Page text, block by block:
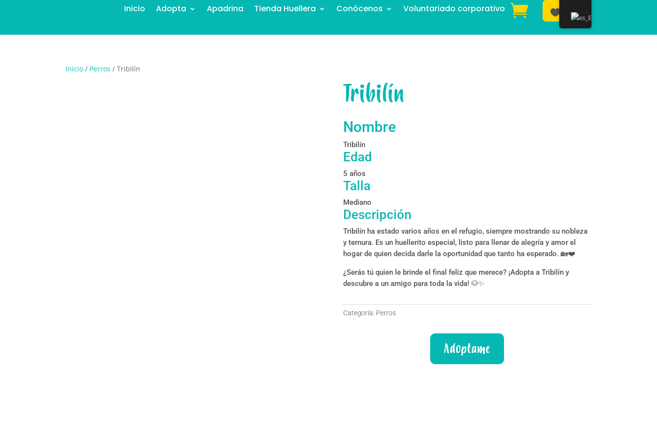
Donar
Inicio Adopta Apadrina Tienda Huellera Conócenos Voluntariado corporativo
Inicio / Perros / Tribilín
Tribilín
Nombre
Tribilín
Edad
5 años
Talla
Mediano
Descripción
Tribilín ha estado varios años en el refugio, siempre mostrando su nobleza
y ternura. Es un huellerito especial, listo para llenar de alegría y amor el
hogar de quien decida darle la oportunidad que tanto ha esperado. 🏡❤️
¿Serás tú quien le brinde el final feliz que merece? ¡Adopta a Tribilín y
descubre a un amigo para toda la vida! 🐶✨
Categoría: Perros
Adoptame